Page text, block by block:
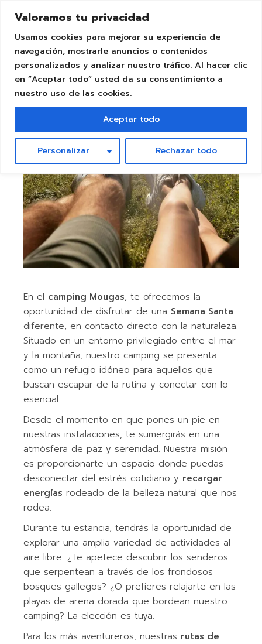
Valoramos tu privacidad
Usamos cookies para mejorar su experiencia de
navegación, mostrarle anuncios o contenidos
personalizados y analizar nuestro tráfico. Al hacer clic
en “Aceptar todo” usted da su consentimiento a
nuestro uso de las cookies.
Personalizar Rechazar todo
Aceptar todo
25 Feb
En el camping Mougas, te ofrecemos la
oportunidad de disfrutar de una Semana Santa
diferente, en contacto directo con la naturaleza.
Situado en un entorno privilegiado entre el mar
y la montaña, nuestro camping se presenta
como un refugio idóneo para aquellos que
buscan escapar de la rutina y conectar con lo
esencial.
Desde el momento en que pones un pie en
nuestras instalaciones, te sumergirás en una
atmósfera de paz y serenidad. Nuestra misión
es proporcionarte un espacio donde puedas
desconectar del estrés cotidiano y recargar
energías rodeado de la belleza natural que nos
rodea.
Durante tu estancia, tendrás la oportunidad de
explorar una amplia variedad de actividades al
aire libre. ¿Te apetece descubrir los senderos
que serpentean a través de los frondosos
bosques gallegos? ¿O prefieres relajarte en las
playas de arena dorada que bordean nuestro
camping? La elección es tuya.
Para los más aventureros, nuestras rutas de